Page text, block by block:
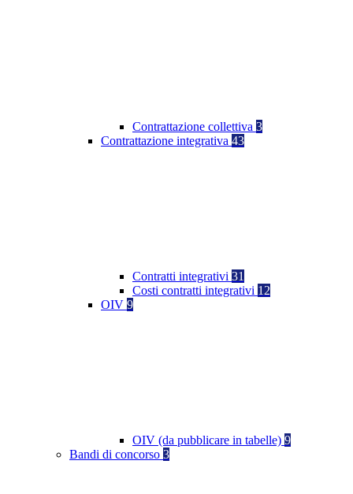
Contrattazione collettiva 3
Contrattazione integrativa 43
Contratti integrativi 31
Costi contratti integrativi 12
OIV 9
OIV (da pubblicare in tabelle) 9
Bandi di concorso 3